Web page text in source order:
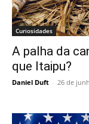
Curiosidades
A palha da
que Itaipu?
Daniel Duft - 26 de